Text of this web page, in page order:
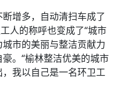
增多，自动清扫车成了
人的称呼也变成了“城市
市的美丽与整洁贡献力
。“榆林整洁优美的城市
我以自己是一名环卫工